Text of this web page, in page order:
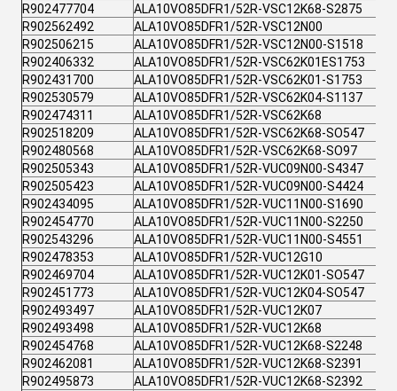
R902477704
ALA10VO85DFR1/52R-VSC12K68-S2875
R902562492
ALA10VO85DFR1/52R-VSC12N00
R902506215
ALA10VO85DFR1/52R-VSC12N00-S1518
R902406332
ALA10VO85DFR1/52R-VSC62K01ES1753
R902431700
ALA10VO85DFR1/52R-VSC62K01-S1753
R902530579
ALA10VO85DFR1/52R-VSC62K04-S1137
R902474311
ALA10VO85DFR1/52R-VSC62K68
R902518209
ALA10VO85DFR1/52R-VSC62K68-SO547
R902480568
ALA10VO85DFR1/52R-VSC62K68-SO97
R902505343
ALA10VO85DFR1/52R-VUC09N00-S4347
R902505423
ALA10VO85DFR1/52R-VUC09N00-S4424
R902434095
ALA10VO85DFR1/52R-VUC11N00-S1690
R902454770
ALA10VO85DFR1/52R-VUC11N00-S2250
R902543296
ALA10VO85DFR1/52R-VUC11N00-S4551
R902478353
ALA10VO85DFR1/52R-VUC12G10
R902469704
ALA10VO85DFR1/52R-VUC12K01-SO547
R902451773
ALA10VO85DFR1/52R-VUC12K04-SO547
R902493497
ALA10VO85DFR1/52R-VUC12K07
R902493498
ALA10VO85DFR1/52R-VUC12K68
R902454768
ALA10VO85DFR1/52R-VUC12K68-S2248
R902462081
ALA10VO85DFR1/52R-VUC12K68-S2391
R902495873
ALA10VO85DFR1/52R-VUC12K68-S2392